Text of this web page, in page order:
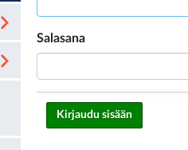
Salasana